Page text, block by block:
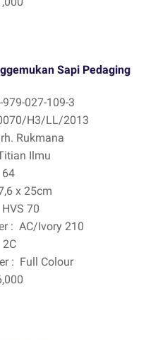
Sapi Pedaging
979-027-109-3
H3/LL/2013
Rukmana
Ilmu
64
x 25cm
HVS 70
: AC/Ivory 210
2C
: Full Colour